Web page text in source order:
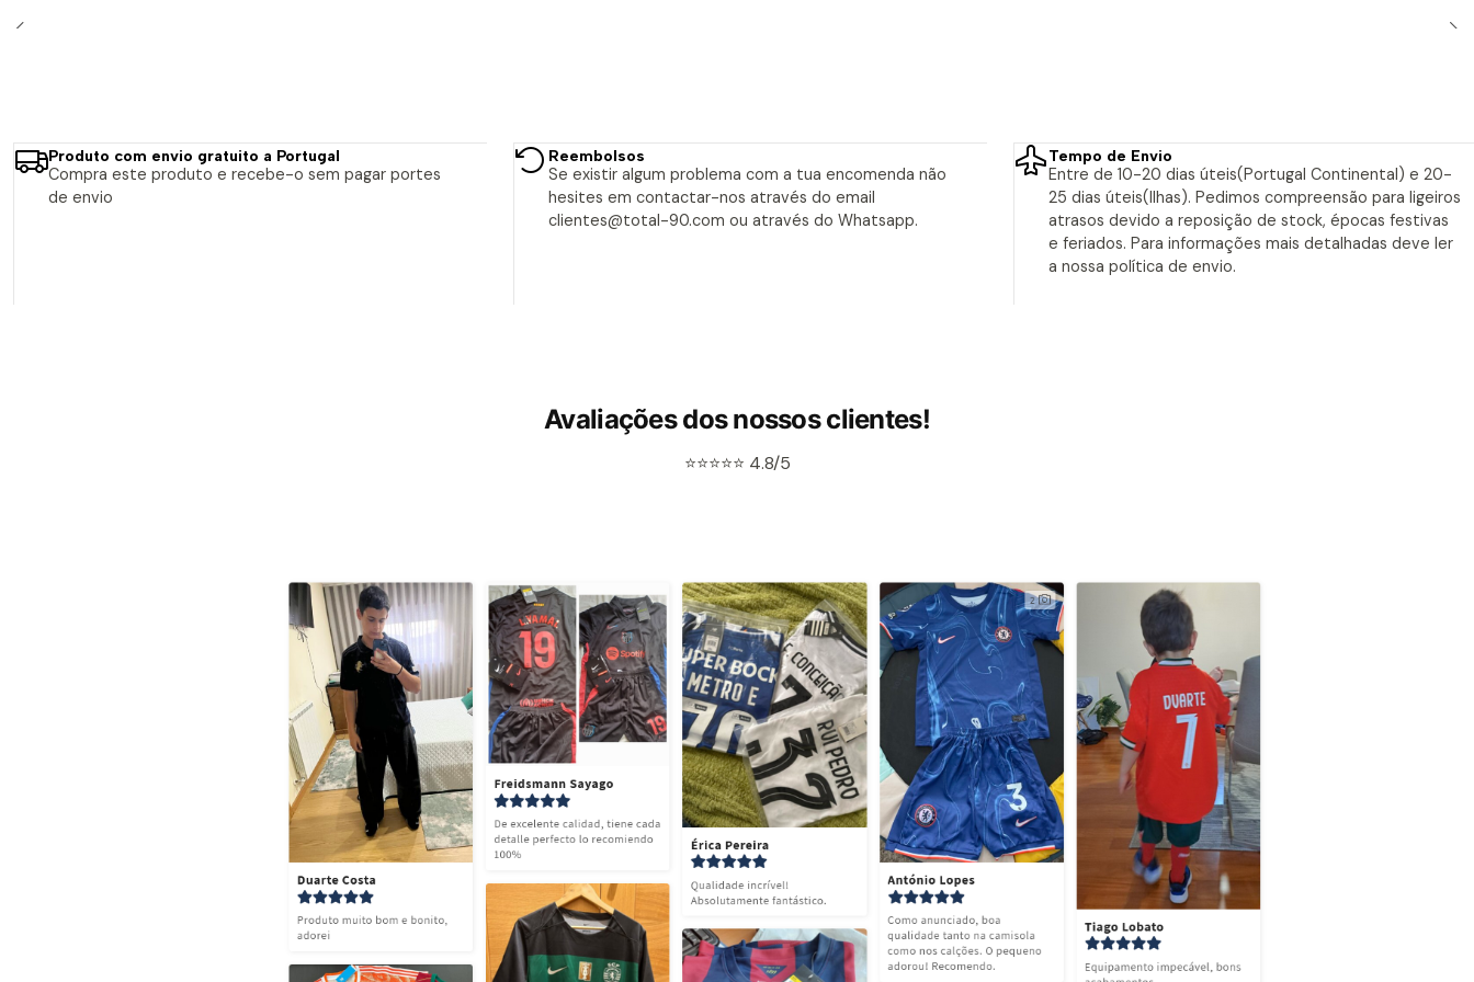
Produto com envio gratuito a Portugal
Compra este produto e recebe-o sem pagar portes
de envio
Reembolsos
Se existir algum problema com a tua encomenda não
hesites em contactar-nos através do email
clientes@total-90.com ou através do Whatsapp.
Tempo de Envio
Entre de 10-20 dias úteis(Portugal Continental) e 20-
25 dias úteis(Ilhas). Pedimos compreensão para ligeiros
atrasos devido a reposição de stock, épocas festivas
e feriados. Para informações mais detalhadas deve ler
a nossa política de envio.
Avaliações dos nossos clientes!
⭐⭐⭐⭐⭐ 4.8/5